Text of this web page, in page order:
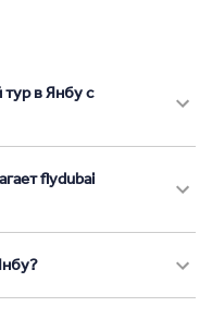
в Янбу с
flydubai